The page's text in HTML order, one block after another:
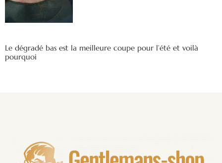
Le dégradé bas est la meilleure coupe pour l’été et voilà
pourquoi